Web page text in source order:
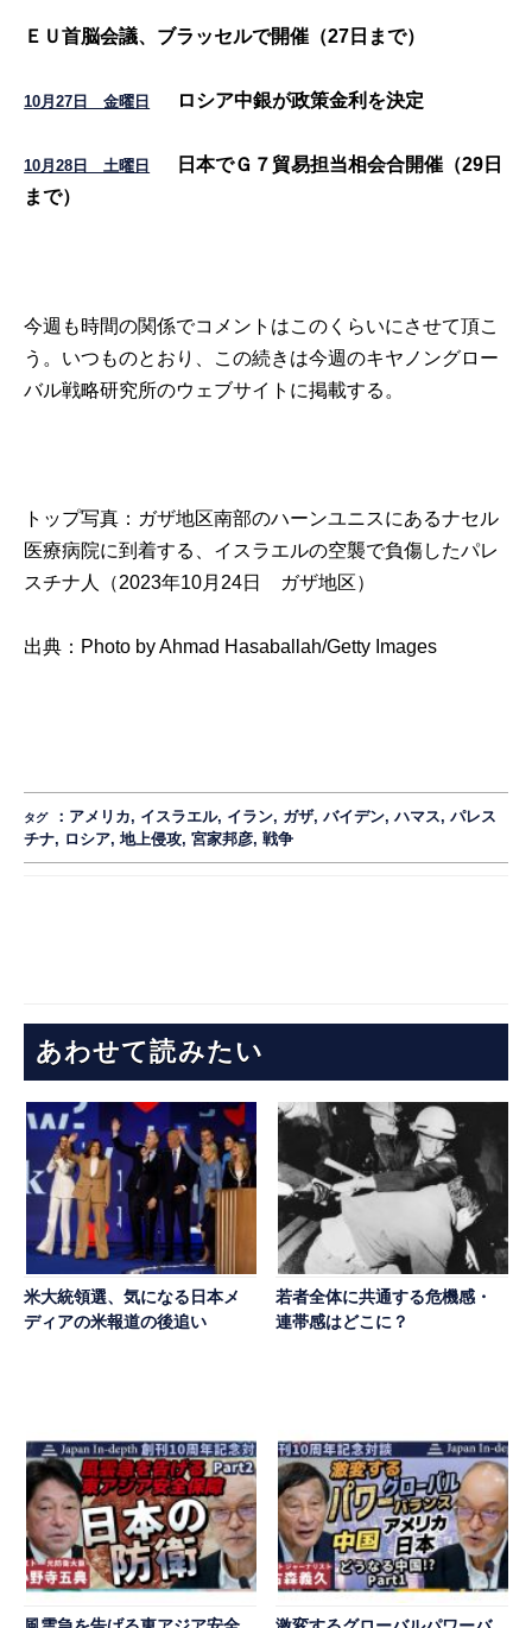
ＥＵ首脳会議、ブラッセルで開催（27日まで）
10月27日 金曜日 ロシア中銀が政策金利を決定
10月28日 土曜日
日本でＧ７貿易担当相会合開催（29日
まで）
今週も時間の関係でコメントはこのくらいにさせて頂こ
う。いつものとおり、この続きは今週のキヤノングロー
バル戦略研究所のウェブサイト に掲載する。
トップ写真：ガザ地区南部のハーンユニスにあるナセル
医療病院に到着する、イスラエルの空襲で負傷したパレ
スチナ人（2023年10月24日 ガザ地区）
出典： Photo by Ahmad Hasaballah/Getty Images
タグ ： アメリカ, イスラエル, イラン, ガザ,バイデン,ハマス,パレス
チナ, ロシア,地上侵攻,宮家邦彦,戦争
あわせて読みたい
米大統領選、気になる日本メ
ディアの米報道の後追い
若者全体に共通する危機感・
連帯感はどこに？